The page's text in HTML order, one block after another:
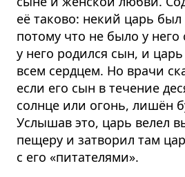
её таково: некий царь был
потому что не было у
у него родился сын, и
всем сердцем. Но врачи
если его сын в течение
солнце или огонь, лишён
Услышав это, царь велел
пещеру и затворил там
с его «питателями».